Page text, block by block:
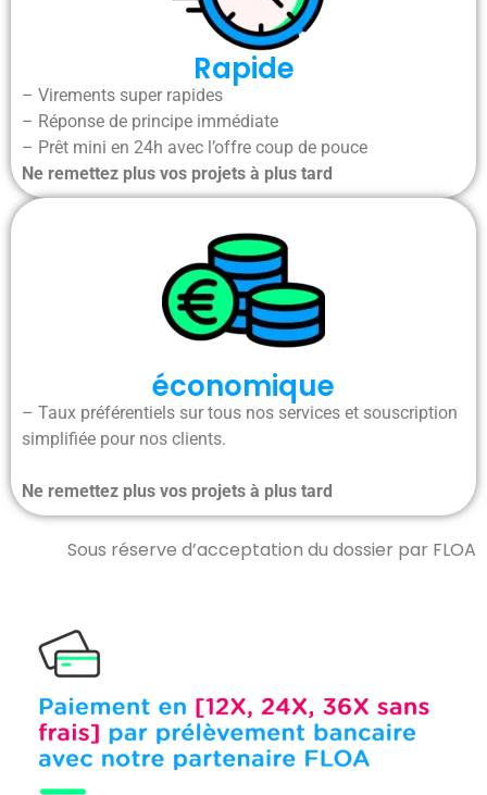
Rapide
– Virements super rapides
– Réponse de principe immédiate
– Prêt mini en 24h avec l’offre coup de pouce
Ne remettez plus vos projets à plus tard
économique
– Taux préférentiels sur tous nos services et souscription
simplifiée pour nos clients.
Ne remettez plus vos projets à plus tard
Sous réserve d’acceptation du dossier par FLOA